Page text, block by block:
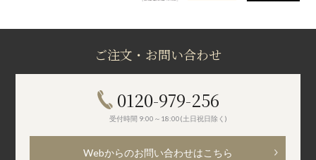
ご注文・お問い合わせ
0120-979-256
受付時間 9:00～18:00(土日祝日除く)
Webからのお問い合わせはこちら